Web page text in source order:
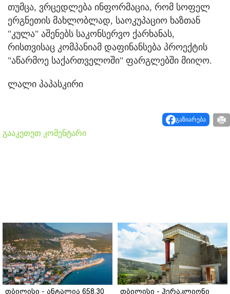
თუმცა, ვრცედლება ინფორმაცია, რომ სოფელ
ერგნეთის მახლობლად, საოკუპაციო ხაზთან
"კულა" აშენებს საკონსერვო ქარხანას,
რისთვისაც კომპანიამ დაფინანსება პროექტის
"აწარმოე საქართველოში" ფარგლებში მიიღო.
ლალი პაპასკირი
გაზიარება
გააკეთეთ კომენტარი
თბილისი - ანტალია 658.30 თბილისი - ჰერაკლიონი